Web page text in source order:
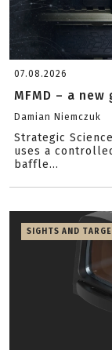
07.08.2026
MFMD – a
Damian Niemczuk
Strategic
uses a
baffle...
SIGHTS AND